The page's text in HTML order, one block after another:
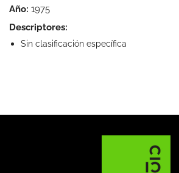
Año: 1975
Descriptores:
Sin clasificación específica